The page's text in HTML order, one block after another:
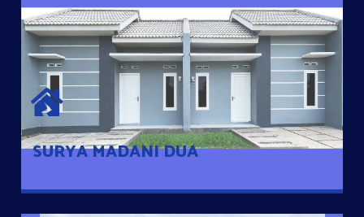
SURYA MADANI DUA
SURYA MADANI DUA
Satu-satunya Hunian nyaman dengan harga subsidi hanya 100
jutaan dengan lokasi strategis di Tuban